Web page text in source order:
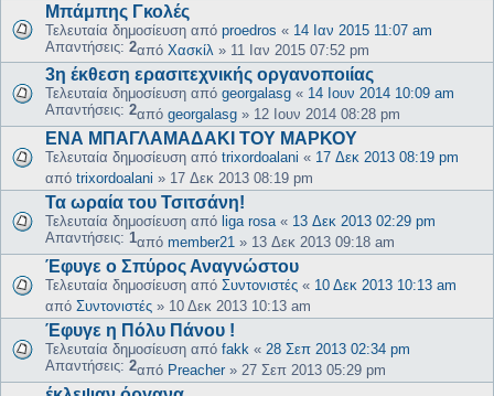
Μπάμπης Γκολές
Τελευταία δημοσίευση από proedros « 14 Ιαν 2015 11:07 am
Απαντήσεις: 2από Χασκίλ » 11 Ιαν 2015 07:52 pm
3η έκθεση ερασιτεχνικής οργανοποιίας
Τελευταία δημοσίευση από georgalasg « 14 Ιουν 2014 10:09 am
Απαντήσεις: 2από georgalasg » 12 Ιουν 2014 08:28 pm
ΕΝΑ ΜΠΑΓΛΑΜΑΔΑΚΙ ΤΟΥ ΜΑΡΚΟΥ
Τελευταία δημοσίευση από trixordoalani « 17 Δεκ 2013 08:19 pm
από trixordoalani » 17 Δεκ 2013 08:19 pm
Τα ωραία του Τσιτσάνη!
Τελευταία δημοσίευση από liga rosa« 13 Δεκ 2013 02:29 pm
Απαντήσεις: 1από member21 » 13 Δεκ 2013 09:18 am
Έφυγε ο Σπύρος Αναγνώστου
Τελευταία δημοσίευση από Συντονιστές « 10 Δεκ 2013 10:13 am
από Συντονιστές » 10 Δεκ 2013 10:13 am
Έφυγε η Πόλυ Πάνου !
Τελευταία δημοσίευση από fakk « 28 Σεπ 2013 02:34 pm
Απαντήσεις: 2από Preacher » 27 Σεπ 2013 05:29 pm